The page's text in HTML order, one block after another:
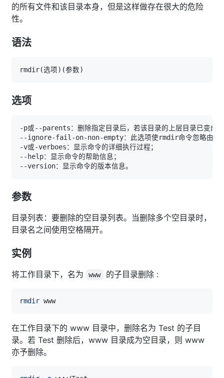
的所有文件和该目录本身，但是这样做存在很大的危险
性。
语法
rmdir(选项) (参数)
选项
参数
目录列表：要删除的空目录列表。当删除多个空目录时，
目录名之间使用空格隔开。
实例
将工作目录下，名为 www 的子目录删除 :
rmdir
在工作目录下的 www 目录中，删除名为 Test 的子目
录。若 Test 删除后，www 目录成为空目录，则 www
亦予删除。